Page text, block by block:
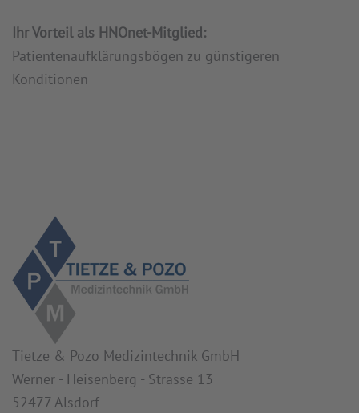
Ihr Vorteil als HNOnet-Mitglied:
Patientenaufklärungsbögen zu günstigeren
Konditionen
Tietze & Pozo Medizintechnik GmbH
Werner - Heisenberg - Strasse 13
52477 Alsdorf